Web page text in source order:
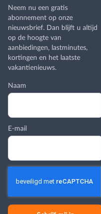
Neem nu een gratis
abonnement op onze
nieuwsbrief. Dan blijft u altijd
op de hoogte van
aanbiedingen, lastminutes,
kortingen en het laatste
vakantienieuws.
Naam
E-mail